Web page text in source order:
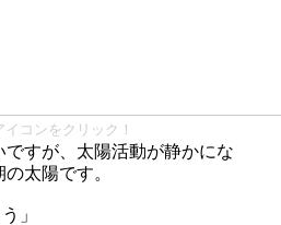
コンをクリック！
ですが、太陽活動が静かにな
太陽です。
」